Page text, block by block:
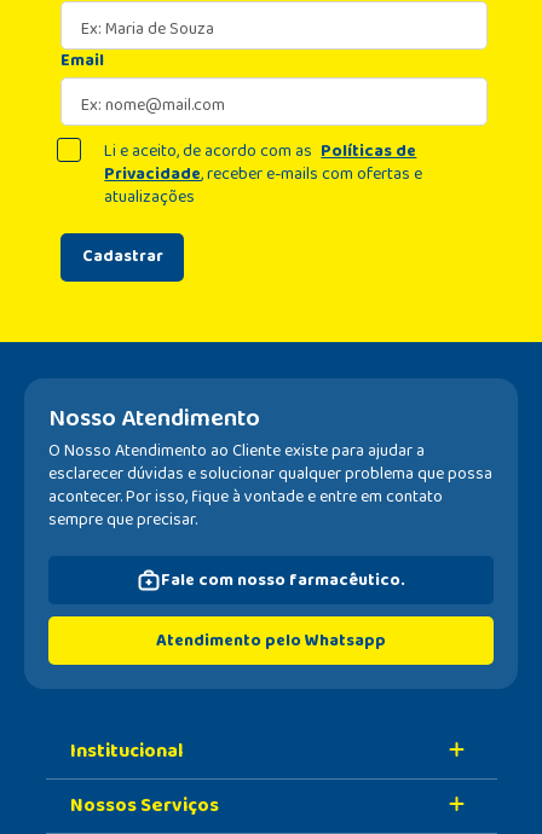
Email
Cadastrar
Li e aceito, de acordo com as Políticas de
Privacidade, receber e-mails com ofertas e
atualizações
Nosso Atendimento
O Nosso Atendimento ao Cliente existe para ajudar a
esclarecer dúvidas e solucionar qualquer problema que possa
acontecer. Por isso, fique à vontade e entre em contato
sempre que precisar.
Fale com nosso farmacêutico.
Atendimento pelo Whatsapp
Institucional
Sobre A Nossa Drogaria
Nossos Serviços